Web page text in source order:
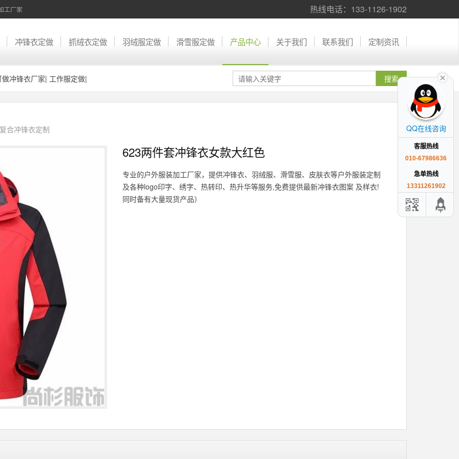
工厂家 热线电话：133-1126-1902
冲锋衣定做 抓绒衣定做 羽绒服定做 滑雪服定做 产品中心 关于我们 联系我们 定制资讯
做冲锋衣厂家| 工作服定做|
复合冲锋衣定制
623两件套冲锋衣女款大红色
专业的户外服装加工厂家，提供冲锋衣、羽绒服、滑雪服、皮肤衣等户外服装定制
及各种logo印字、绣字、热转印、热升华等服务,免费提供最新冲锋衣图案 及样衣!
同时备有大量现货产品）
QQ在线咨询
客服热线
010-67986636
急单热线
13311261902